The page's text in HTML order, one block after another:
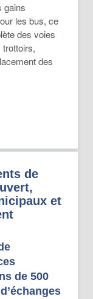
gains
les bus, ce
des voies
des
de
et
de 500